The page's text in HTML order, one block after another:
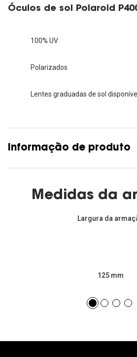
Óculos de sol Polaroid
100% UV
Polarizados
Lentes graduadas de sol
Informação de produto
Medidas da
Largura da
125 mm